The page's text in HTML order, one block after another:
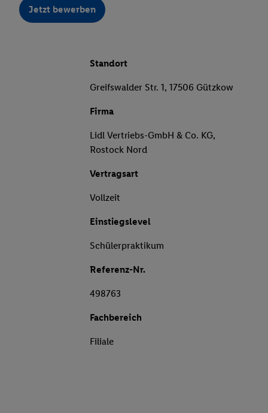
Jetzt bewerben
Standort
Greifswalder Str. 1, 17506 Gützkow
Firma
Lidl Vertriebs-GmbH & Co. KG,
Rostock Nord
Vertragsart
Vollzeit
Einstiegslevel
Schülerpraktikum
Referenz-Nr.
498763
Fachbereich
Filiale